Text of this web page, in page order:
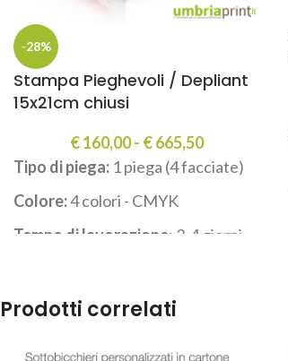
-28%
Stampa Pieghevoli / Depliant
15x21cm chiusi
€160,00- €665,50
Tipo di piega: 1 piega (4 facciate)
Colore:4 colori - CMYK
Tempo di lavorazione: 3-4 giorni
puramente illustrativa.
Prodotti correlati